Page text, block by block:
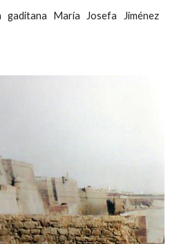
María Josefa Jiménez